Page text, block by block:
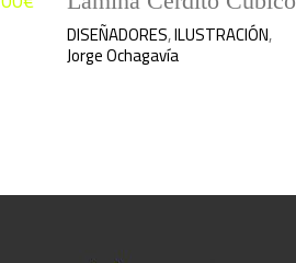
DISEÑADORES,ILUSTRACIÓN,
Jorge Ochagavía